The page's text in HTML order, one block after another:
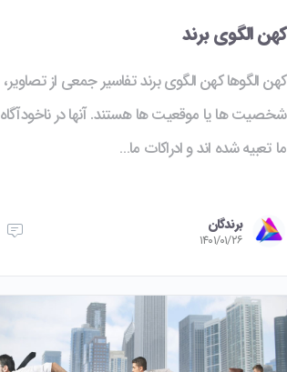
کهن الگوی برند
کهن الگوها کهن الگوی برند تفاسیر جمعی از تصاویر،
شخصیت ها یا موقعیت ها هستند. آنها در ناخودآگاه
ما تعبیه شده اند و ادراکات ما…
برندگان
۱۴۰۱/۰۱/۲۶